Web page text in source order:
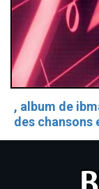
, album de
des